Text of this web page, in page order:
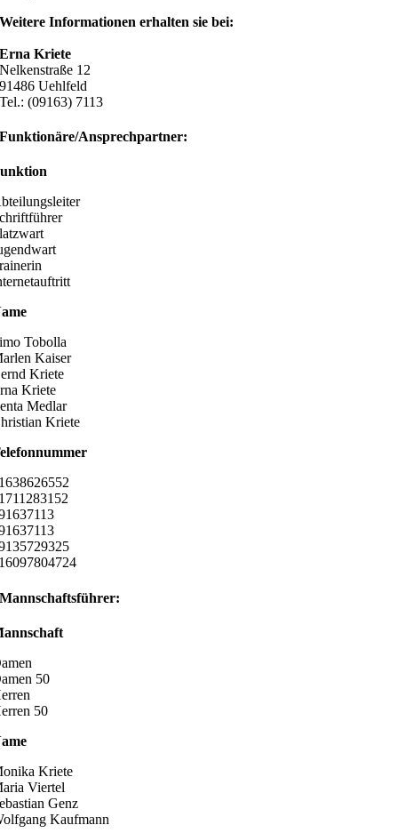
Weitere Informationen erhalten sie bei:
Erna Kriete
Nelkenstraße 12
91486 Uehlfeld
Tel.: (09163) 7113
Funktionäre/Ansprechpartner:
Tobolla
Kaiser
Kriete
Kriete
Medlar
Kriete
Mannschaftsführer:
50
50
Kriete
Viertel
Genz
Kaufmann